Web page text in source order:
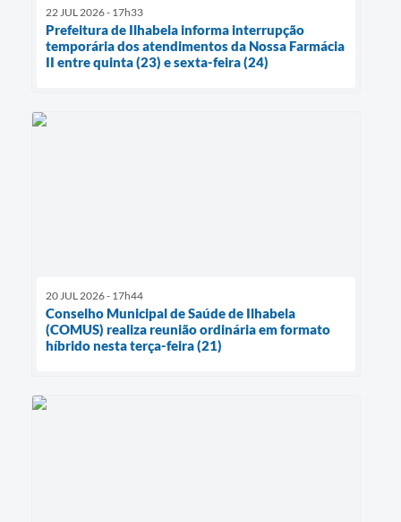
22 JUL 2026 - 17h33
Prefeitura de Ilhabela informa interrupção
temporária dos atendimentos da Nossa Farmácia
II entre quinta (23) e sexta-feira (24)
20 JUL 2026 - 17h44
Conselho Municipal de Saúde de Ilhabela
(COMUS) realiza reunião ordinária em formato
híbrido nesta terça-feira (21)